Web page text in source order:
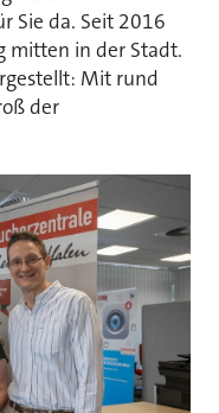
Sie da. Seit 2016
mitten in der Stadt.
Mit rund
der